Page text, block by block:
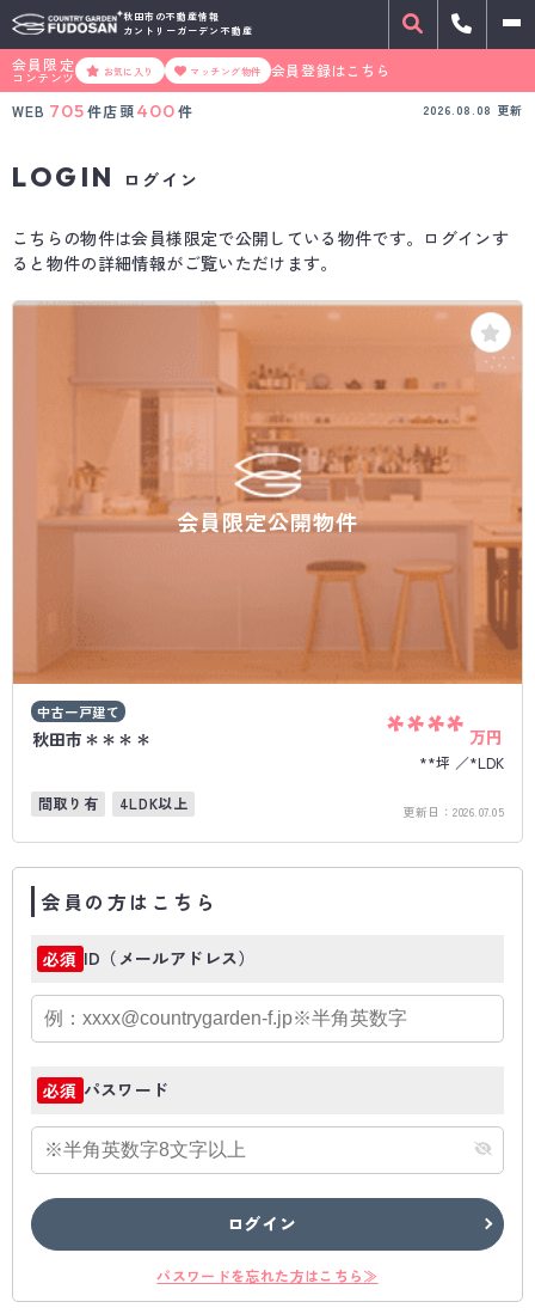
秋田市の不動産情報
カントリーガーデン不動産
会員限定
コンテンツ お気に入り マッチング物件
会員登録はこちら
WEB 705件店頭400 件 2026.08.08 更新
LOGIN ログイン
こちらの物件は会員様限定で公開している物件です。ログインす
ると物件の詳細情報がご覧いただけます。
会員限定公開物件
中古一戸建て
秋田市＊＊＊＊ **** 万円
**坪
*LDK
間取り有
4LDK以上 更新日： 2026.07.05
会員の方はこちら
必須 ID（メールアドレス）
必須 パスワード
ログイン
パスワードを忘れた方はこちら≫